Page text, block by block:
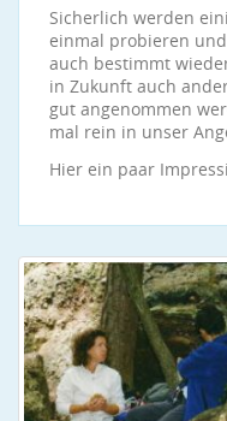
Sicherlich werden
einmal probieren
auch bestimmt
in Zukunft auch
gut angenommen
mal rein in unser
Hier ein paar